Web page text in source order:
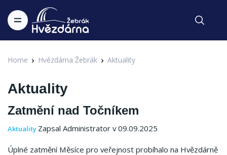
Home Hvězdárna Žebrák Aktuality
Aktuality
Zatmění nad Točníkem
Aktuality Zapsal Administrator v 09.09.2025
Úplné zatmění Měsíce pro veřejnost probíhalo na Hvězdárně